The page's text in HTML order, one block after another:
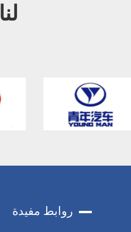
لنا
روابط مفيدة